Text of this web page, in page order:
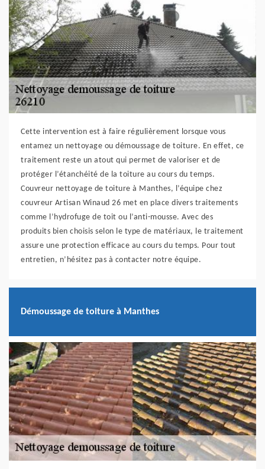
Cette intervention est à faire régulièrement lorsque vous
entamez un nettoyage ou démoussage de toiture. En effet, ce
traitement reste un atout qui permet de valoriser et de
protéger l’étanchéité de la toiture au cours du temps.
Couvreur nettoyage de toiture à Manthes, l’équipe chez
couvreur Artisan Winaud 26 met en place divers traitements
comme l’hydrofuge de toit ou l’anti-mousse. Avec des
produits bien choisis selon le type de matériaux, le traitement
assure une protection efficace au cours du temps. Pour tout
entretien, n’hésitez pas à contacter notre équipe.
Démoussage de toiture à Manthes